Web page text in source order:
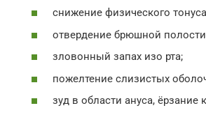
снижение физического
отвердение брюшной
зловонный запах изо рта;
пожелтение слизистых
зуд в области ануса, ёрзание